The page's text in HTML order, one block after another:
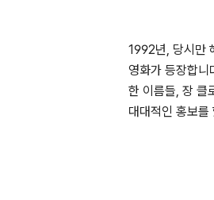
1992년, 당시만
영화가 등장합니
한 이름들, 장 클
대대적인 홍보를